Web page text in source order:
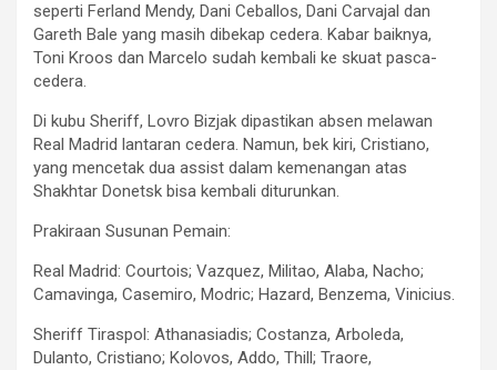
seperti Ferland Mendy, Dani Ceballos, Dani Carvajal dan
Gareth Bale yang masih dibekap cedera. Kabar baiknya,
Toni Kroos dan Marcelo sudah kembali ke skuat pasca-
cedera.
Di kubu Sheriff, Lovro Bizjak dipastikan absen melawan
Real Madrid lantaran cedera. Namun, bek kiri, Cristiano,
yang mencetak dua assist dalam kemenangan atas
Shakhtar Donetsk bisa kembali diturunkan.
Prakiraan Susunan Pemain:
Real Madrid: Courtois; Vazquez, Militao, Alaba, Nacho;
Camavinga, Casemiro, Modric; Hazard, Benzema, Vinicius.
Sheriff Tiraspol: Athanasiadis; Costanza, Arboleda,
Dulanto, Cristiano; Kolovos, Addo, Thill; Traore,